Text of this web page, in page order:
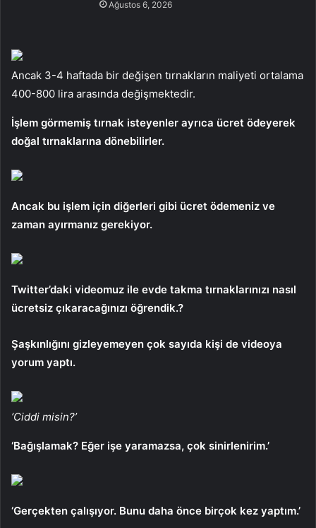
Ağustos 6, 2026
Ancak 3-4 haftada bir değişen tırnakların maliyeti ortalama
400-800 lira arasında değişmektedir.
İşlem görmemiş tırnak isteyenler ayrıca ücret ödeyerek
doğal tırnaklarına dönebilirler.
Ancak bu işlem için diğerleri gibi ücret ödemeniz ve
zaman ayırmanız gerekiyor.
Twitter’daki videomuz ile evde takma tırnaklarınızı nasıl
ücretsiz çıkaracağınızı öğrendik.?
Şaşkınlığını gizleyemeyen çok sayıda kişi de videoya
yorum yaptı.
‘Ciddi misin?’
‘Bağışlamak? Eğer işe yaramazsa, çok sinirlenirim.’
‘Gerçekten çalışıyor. Bunu daha önce birçok kez yaptım.’